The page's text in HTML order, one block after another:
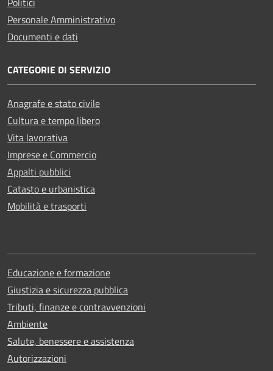
Personale Amministrativo
Documenti e dati
CATEGORIE DI SERVIZIO
Anagrafe e stato civile
Cultura e tempo libero
Vita lavorativa
Imprese e Commercio
Appalti pubblici
Catasto e urbanistica
Mobilità e trasporti
Educazione e formazione
Giustizia e sicurezza pubblica
Tributi, finanze e contravvenzioni
Ambiente
Salute, benessere e assistenza
Autorizzazioni